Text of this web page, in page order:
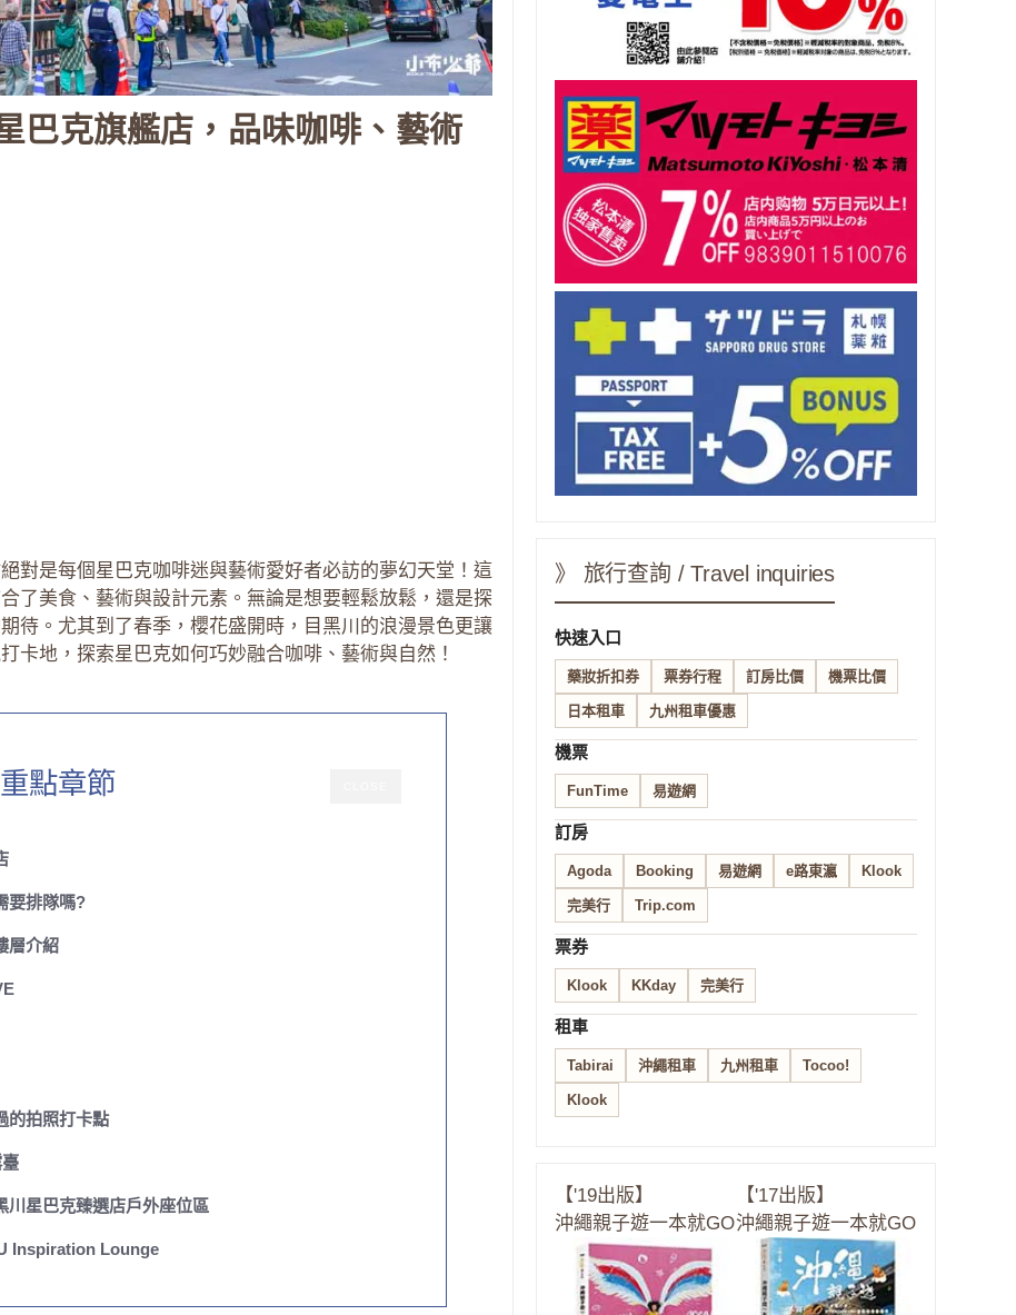
巴克旗艦店，品味咖啡、藝術
對是每個星巴克咖啡迷與藝術愛好者必訪的夢幻天堂！這
了美食、藝術與設計元素。無論是想要輕鬆放鬆，還是探
待。尤其到了春季，櫻花盛開時，目黑川的浪漫景色更讓
卡地，探索星巴克如何巧妙融合咖啡、藝術與自然！
重點章節
要排隊嗎?
層介紹
的拍照打卡點
川星巴克臻選店戶外座位區
Inspiration Lounge
》 旅行查詢 / Travel inquiries
快速入口
藥妝折扣券 票券行程 訂房比價 機票比價
日本租車 九州租車優惠
機票
FunTime 易遊網
訂房
Agoda Booking 易遊網 e路東瀛 Klook
完美行 Trip.com
票券
Klook KKday 完美行
租車
Tabirai 沖繩租車 九州租車 Tocoo!
Klook
【'19出版】
沖繩親子遊一本就GO
【'17出版】
沖繩親子遊一本就GO